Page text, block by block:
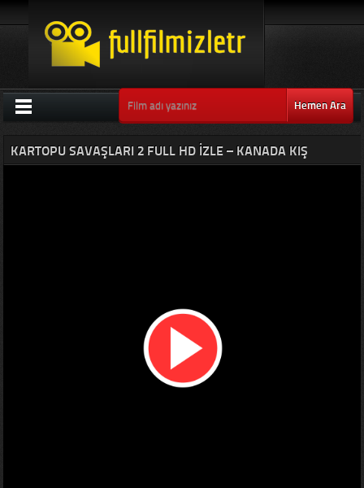
Hemen Ara
KARTOPU SAVAŞLARI 2 FULL HD IZLE – KANADA KIŞ